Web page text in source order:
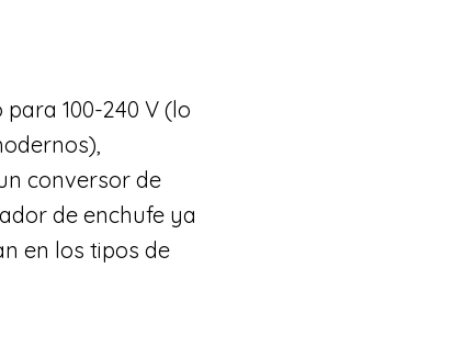
100-240 V (lo
conversor de
de enchufe ya
en los tipos de